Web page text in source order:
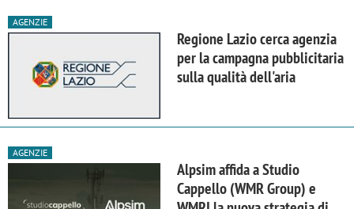
AGENZIE
Regione Lazio cerca agenzia
per la campagna pubblicitaria
sulla qualità dell'aria
AGENZIE
Alpsim affida a Studio
Cappello (WMR Group) e